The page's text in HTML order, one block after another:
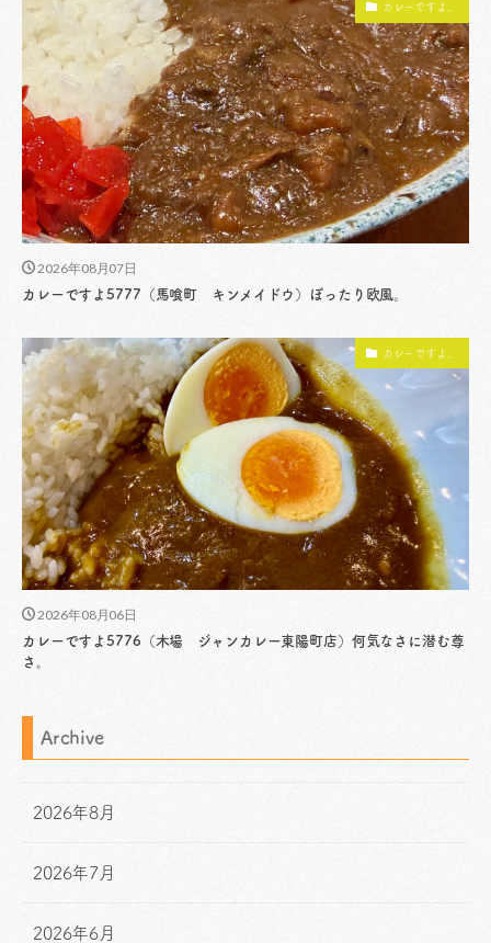
カレーですよ。
2026年08月07日
カレーですよ5777（馬喰町 キンメイドウ）ぽったり欧風。
カレーですよ。
2026年08月06日
カレーですよ5776（木場 ジャンカレー東陽町店）何気なさに潜む尊
さ。
Archive
2026年8月
2026年7月
2026年6月